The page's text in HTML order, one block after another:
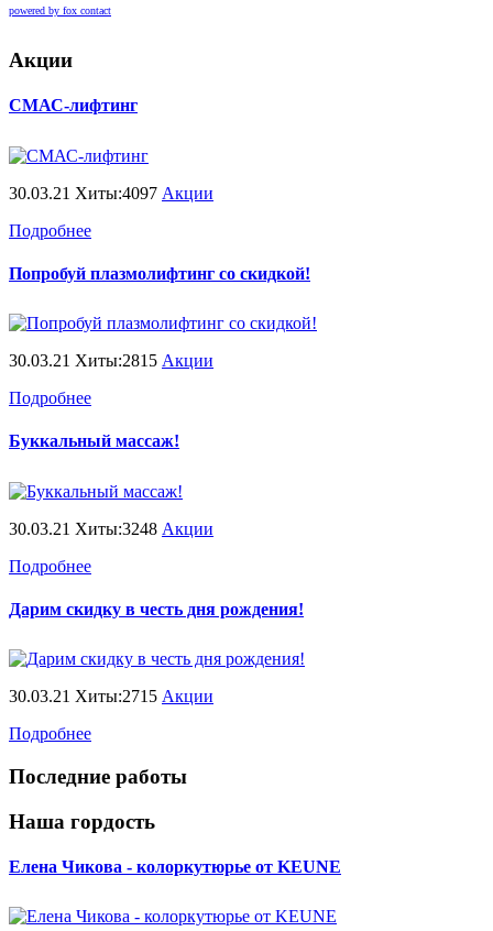
powered by fox contact
Акции
СМАС-лифтинг
30.03.21 Хиты:4097 Акции
Подробнее
Попробуй плазмолифтинг со скидкой!
30.03.21 Хиты:2815 Акции
Подробнее
Буккальный массаж!
30.03.21 Хиты:3248 Акции
Подробнее
Дарим скидку в честь дня рождения!
30.03.21 Хиты:2715 Акции
Подробнее
Последние работы
Наша гордость
Елена Чикова - колоркутюрье от KEUNE